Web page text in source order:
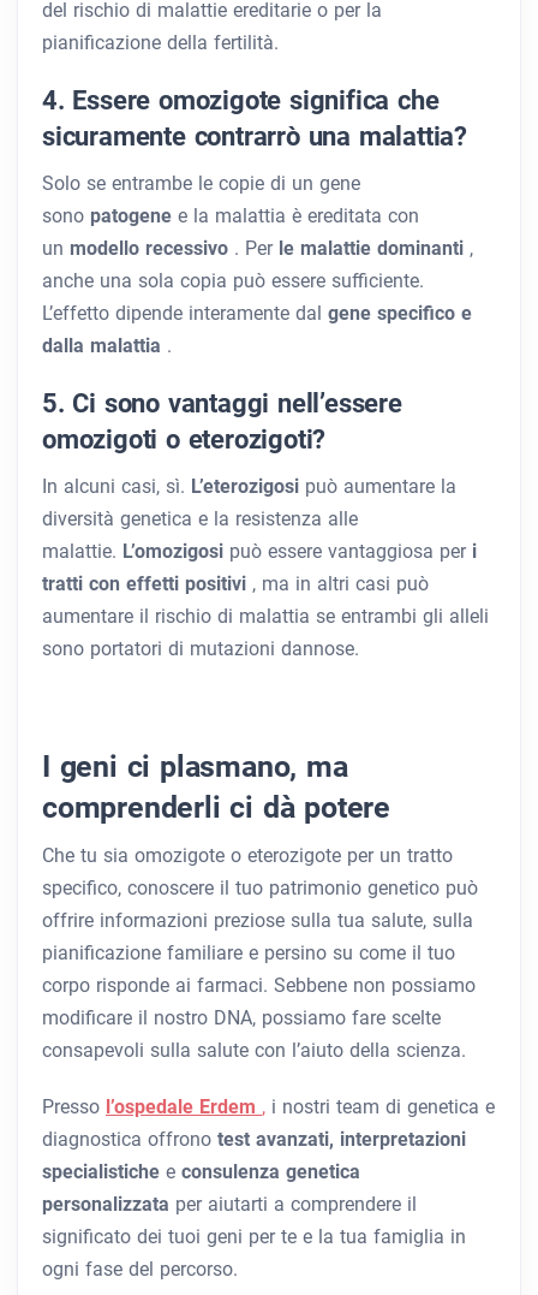
del rischio di malattie ereditarie o per la
pianificazione della fertilità.
4. Essere omozigote significa che
sicuramente contrarrò una malattia?
Solo se entrambe le copie di un gene
sono patogene e la malattia è ereditata con
un modello recessivo . Per le malattie dominanti ,
anche una sola copia può essere sufficiente.
L’effetto dipende interamente dal gene specifico e
dalla malattia .
5. Ci sono vantaggi nell’essere
omozigoti o eterozigoti?
In alcuni casi, sì. L’eterozigosi può aumentare la
diversità genetica e la resistenza alle
malattie. L’omozigosi può essere vantaggiosa per i
tratti con effetti positivi , ma in altri casi può
aumentare il rischio di malattia se entrambi gli alleli
sono portatori di mutazioni dannose.
I geni ci plasmano, ma
comprenderli ci dà potere
Che tu sia omozigote o eterozigote per un tratto
specifico, conoscere il tuo patrimonio genetico può
offrire informazioni preziose sulla tua salute, sulla
pianificazione familiare e persino su come il tuo
corpo risponde ai farmaci. Sebbene non possiamo
modificare il nostro DNA, possiamo fare scelte
consapevoli sulla salute con l’aiuto della scienza.
Presso l’ospedale Erdem , i nostri team di genetica e
diagnostica offrono test avanzati, interpretazioni
specialistiche e consulenza genetica
personalizzata per aiutarti a comprendere il
significato dei tuoi geni per te e la tua famiglia in
ogni fase del percorso.